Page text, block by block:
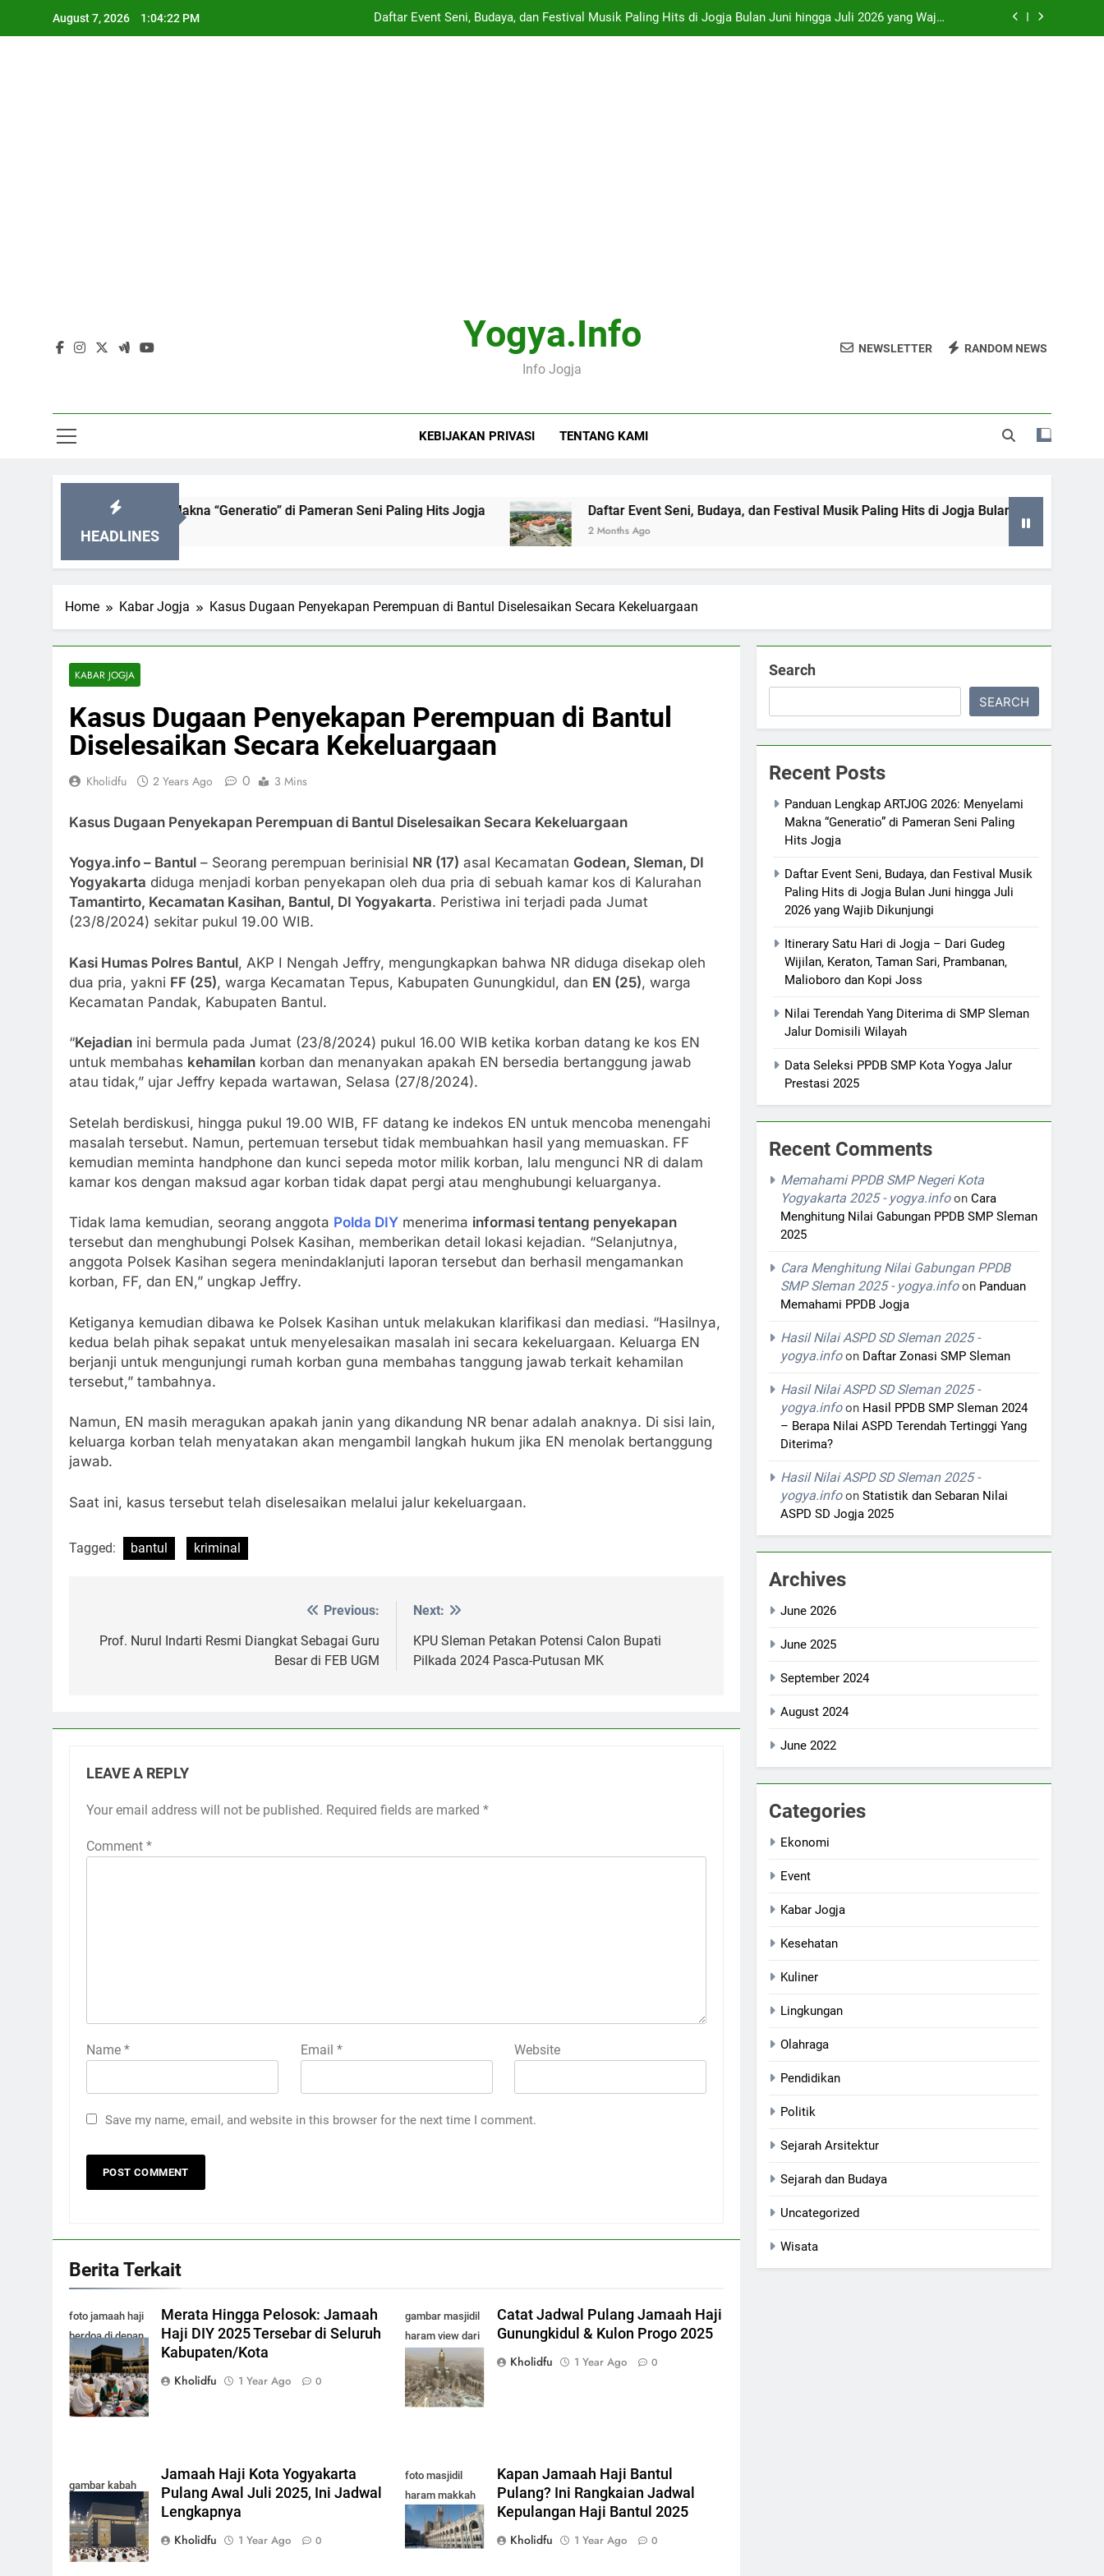
August 7, 2026 1:04:23 PM
Daftar Event Seni, Budaya, dan Festival Musik Paling Hits di Jogja Bulan Juni hingga Juli 2026 yang Wajib
Yogya.info
Info Jogja
NEWSLETTER RANDOM NEWS
KEBIJAKAN PRIVASI TENTANG KAMI
HEADLINES
2026: Menyelami Makna “Generatio” di Pameran Seni Paling Hits Jogja Daftar Event Seni, Budaya, dan Festival Musik Paling Hits di Jogja Bulan Juni hingga Juli 2026
2 Months Ago
Home Kabar Jogja Kasus Dugaan Penyekapan Perempuan di Bantul Diselesaikan Secara Kekeluargaan
KABAR JOGJA
Kasus Dugaan Penyekapan Perempuan di Bantul
Diselesaikan Secara Kekeluargaan
Kholidfu 2 Years Ago 0 3 Mins
Kasus Dugaan Penyekapan Perempuan di Bantul Diselesaikan Secara Kekeluargaan
Yogya.info – Bantul – Seorang perempuan berinisial NR (17) asal Kecamatan Godean, Sleman, DI
Yogyakarta diduga menjadi korban penyekapan oleh dua pria di sebuah kamar kos di Kalurahan
Tamantirto, Kecamatan Kasihan, Bantul, DI Yogyakarta. Peristiwa ini terjadi pada Jumat
(23/8/2024) sekitar pukul 19.00 WIB.
Kasi Humas Polres Bantul, AKP I Nengah Jeffry, mengungkapkan bahwa NR diduga disekap oleh
dua pria, yakni FF (25), warga Kecamatan Tepus, Kabupaten Gunungkidul, dan EN (25), warga
Kecamatan Pandak, Kabupaten Bantul.
“Kejadian ini bermula pada Jumat (23/8/2024) pukul 16.00 WIB ketika korban datang ke kos EN
untuk membahas kehamilan korban dan menanyakan apakah EN bersedia bertanggung jawab
atau tidak,” ujar Jeffry kepada wartawan, Selasa (27/8/2024).
Setelah berdiskusi, hingga pukul 19.00 WIB, FF datang ke indekos EN untuk mencoba menengahi
masalah tersebut. Namun, pertemuan tersebut tidak membuahkan hasil yang memuaskan. FF
kemudian meminta handphone dan kunci sepeda motor milik korban, lalu mengunci NR di dalam
kamar kos dengan maksud agar korban tidak dapat pergi atau menghubungi keluarganya.
Tidak lama kemudian, seorang anggota Polda DIY menerima informasi tentang penyekapan
tersebut dan menghubungi Polsek Kasihan, memberikan detail lokasi kejadian. “Selanjutnya,
anggota Polsek Kasihan segera menindaklanjuti laporan tersebut dan berhasil mengamankan
korban, FF, dan EN,” ungkap Jeffry.
Ketiganya kemudian dibawa ke Polsek Kasihan untuk melakukan klarifikasi dan mediasi. “Hasilnya,
kedua belah pihak sepakat untuk menyelesaikan masalah ini secara kekeluargaan. Keluarga EN
berjanji untuk mengunjungi rumah korban guna membahas tanggung jawab terkait kehamilan
tersebut,” tambahnya.
Namun, EN masih meragukan apakah janin yang dikandung NR benar adalah anaknya. Di sisi lain,
keluarga korban telah menyatakan akan mengambil langkah hukum jika EN menolak bertanggung
jawab.
Saat ini, kasus tersebut telah diselesaikan melalui jalur kekeluargaan.
Tagged: bantul kriminal
navigation
Previous:
Prof. Nurul Indarti Resmi Diangkat Sebagai Guru
Besar di FEB UGM
Next:
KPU Sleman Petakan Potensi Calon Bupati
Pilkada 2024 Pasca-Putusan MK
LEAVE A REPLY
Your email address will not be published. Required fields are marked *
Comment *
Name * Email * Website
Save my name, email, and website in this browser for the next time I comment.
Berita Terkait
foto jamaah haji
berdoa di depan
kabah masjidil
haram makkah
Merata Hingga Pelosok: Jamaah
Haji DIY 2025 Tersebar di Seluruh
Kabupaten/Kota
Kholidfu
1 Year Ago 0
gambar masjidil
haram view dari
atas terbaru
2025
Catat Jadwal Pulang Jamaah Haji
Gunungkidul & Kulon Progo 2025
Kholidfu
1 Year Ago 0
gambar kabah
terbaru 2025
Jamaah Haji Kota Yogyakarta
Pulang Awal Juli 2025, Ini Jadwal
Lengkapnya
Kholidfu
1 Year Ago 0
foto masjidil
haram makkah
terbaru
Kapan Jamaah Haji Bantul
Pulang? Ini Rangkaian Jadwal
Kepulangan Haji Bantul 2025
Kholidfu
1 Year Ago 0
Search
SEARCH
Recent Posts
Panduan Lengkap ARTJOG 2026: Menyelami
Makna “Generatio” di Pameran Seni Paling
Hits Jogja
Daftar Event Seni, Budaya, dan Festival Musik
Paling Hits di Jogja Bulan Juni hingga Juli
2026 yang Wajib Dikunjungi
Itinerary Satu Hari di Jogja – Dari Gudeg
Wijilan, Keraton, Taman Sari, Prambanan,
Malioboro dan Kopi Joss
Nilai Terendah Yang Diterima di SMP Sleman
Jalur Domisili Wilayah
Data Seleksi PPDB SMP Kota Yogya Jalur
Prestasi 2025
Recent Comments
Memahami PPDB SMP Negeri Kota
Yogyakarta 2025 - yogya.infoonCara
Menghitung Nilai Gabungan PPDB SMP Sleman
2025
Cara Menghitung Nilai Gabungan PPDB
SMP Sleman 2025 - yogya.infoon Panduan
Memahami PPDB Jogja
Hasil Nilai ASPD SD Sleman 2025 -
yogya.infoon Daftar Zonasi SMP Sleman
Hasil Nilai ASPD SD Sleman 2025 -
yogya.infoon Hasil PPDB SMP Sleman 2024
– Berapa Nilai ASPD Terendah Tertinggi Yang
Diterima?
Hasil Nilai ASPD SD Sleman 2025 -
yogya.infoonStatistik dan Sebaran Nilai
ASPD SD Jogja 2025
Archives
June 2026
June 2025
September 2024
August 2024
June 2022
Categories
Ekonomi
Event
Kabar Jogja
Kesehatan
Kuliner
Lingkungan
Olahraga
Pendidikan
Politik
Sejarah Arsitektur
Sejarah dan Budaya
Uncategorized
Wisata